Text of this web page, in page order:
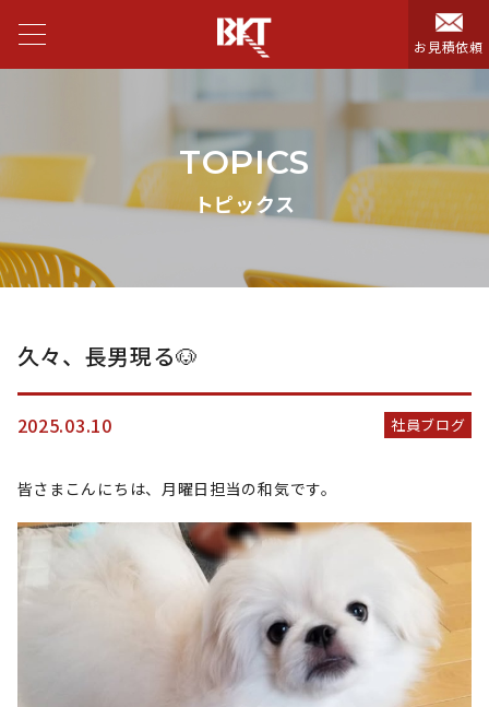
お見積依頼
TOPICS
トピックス
久々、長男現る🐶
2025.03.10 社員ブログ
皆さまこんにちは、月曜日担当の和気です。